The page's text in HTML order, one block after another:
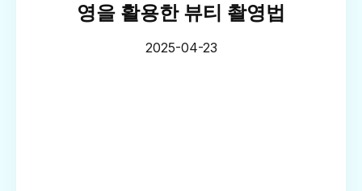
영을 활용한 뷰티 촬영법
2025-04-23